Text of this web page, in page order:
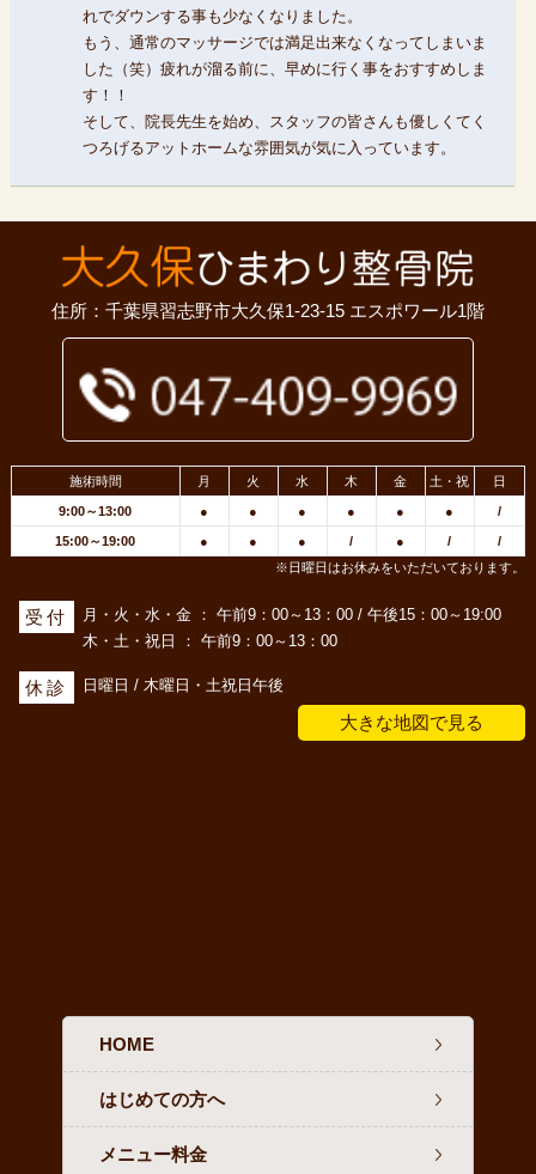
れでダウンする事も少なくなりました。
もう、通常のマッサージでは満足出来なくなってしまいま
した（笑）疲れが溜る前に、早めに行く事をおすすめしま
す！！
そして、院長先生を始め、スタッフの皆さんも優しくてく
つろげるアットホームな雰囲気が気に入っています。
住所：千葉県習志野市大久保1-23-15 エスポワール1階
施術時間 月 火 水 木 金 土・祝 日
9:00～13:00 ● ● ● ● ● ● /
15:00～19:00 ● ● ● / ● /
/
※日曜日はお休みをいただいております。
受付
月・火・水・金 ： 午前9：00～13：00 / 午後15：00～19:00
木・土・祝日 ： 午前9：00～13：00
休診 日曜日 / 木曜日・土祝日午後
大きな地図で見る
HOME
はじめての方へ
メニュー料金